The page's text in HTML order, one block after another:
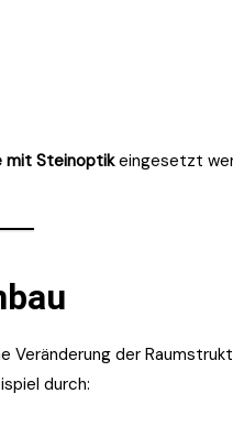
mit Steinoptikeingesetzt
Veränderung der
durch: